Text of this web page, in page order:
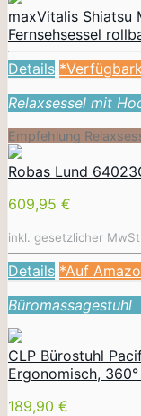
maxVitalis Shiatsu
Fernsehsessel
Details
Relaxsessel mit
Empfehlung
Robas Lund
609,95 €
inkl. gesetzlicher MwSt.
Details *Auf
Büromassagestuhl
CLP Bürostuhl
Ergonomisch,
189,90 €